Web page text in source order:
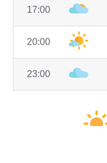
17:00
20:00
23:00